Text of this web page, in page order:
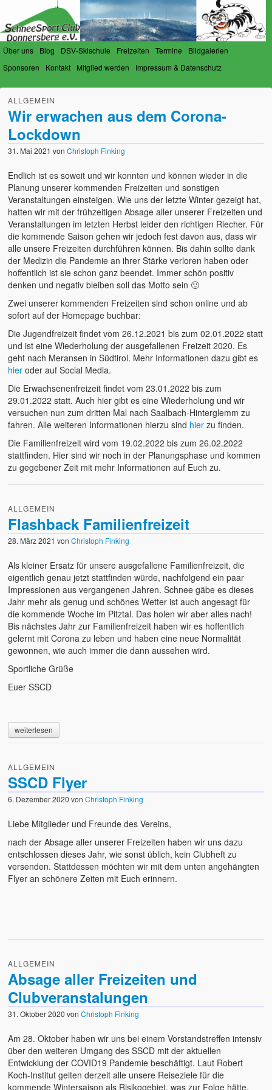
Über uns Blog DSV-Skischule Freizeiten Termine
Bildgalerien
Sponsoren
Kontakt Mitglied werden Impressum & Datenschutz
SchneeSport-Club Donnersberg
e.V.
ALLGEMEIN
Wir erwachen aus dem Corona-
Lockdown
31. Mai 2021 vonChristoph Finking
Endlich ist es soweit und wir konnten und können wieder in die
Planung unserer kommenden Freizeiten und sonstigen
Veranstaltungen einsteigen. Wie uns der letzte Winter gezeigt hat,
hatten wir mit der frühzeitigen Absage aller unserer Freizeiten und
Veranstaltungen im letzten Herbst leider den richtigen Riecher. Für
die kommende Saison gehen wir jedoch fest davon aus, dass wir
alle unsere Freizeiten durchführen können. Bis dahin sollte dank
der Medizin die Pandemie an ihrer Stärke verloren haben oder
hoffentlich ist sie schon ganz beendet. Immer schön positiv
denken und negativ bleiben soll das Motto sein 🙂
Zwei unserer kommenden Freizeiten sind schon online und ab
sofort auf der Homepage buchbar:
Die Jugendfreizeit findet vom 26.12.2021 bis zum 02.01.2022 statt
und ist eine Wiederholung der ausgefallenen Freizeit 2020. Es
geht nach Meransen in Südtirol. Mehr Informationen dazu gibt es
hier oder auf Social Media.
Die Erwachsenenfreizeit findet vom 23.01.2022 bis zum
29.01.2022 statt. Auch hier gibt es eine Wiederholung und wir
versuchen nun zum dritten Mal nach Saalbach-Hinterglemm zu
fahren. Alle weiteren Informationen hierzu sind hier zu finden.
Die Familienfreizeit wird vom 19.02.2022 bis zum 26.02.2022
stattfinden. Hier sind wir noch in der Planungsphase und kommen
zu gegebener Zeit mit mehr Informationen auf Euch zu.
ALLGEMEIN
Flashback Familienfreizeit
28. März 2021 vonChristoph Finking
Als kleiner Ersatz für unsere ausgefallene Familienfreizeit, die
eigentlich genau jetzt stattfinden würde, nachfolgend ein paar
Impressionen aus vergangenen Jahren. Schnee gäbe es dieses
Jahr mehr als genug und schönes Wetter ist auch angesagt für
die kommende Woche im Pitztal. Das holen wir aber alles nach!
Bis nächstes Jahr zur Familienfreizeit haben wir es hoffentlich
gelernt mit Corona zu leben und haben eine neue Normalität
gewonnen, wie auch immer die dann aussehen wird.
Sportliche Grüße
Euer SSCD
weiterlesen
ALLGEMEIN
SSCD Flyer
6. Dezember 2020 vonChristoph Finking
Liebe Mitglieder und Freunde des Vereins,
nach der Absage aller unserer Freizeiten haben wir uns dazu
entschlossen dieses Jahr, wie sonst üblich, kein Clubheft zu
versenden. Stattdessen möchten wir mit dem unten angehängten
Flyer an schönere Zeiten mit Euch erinnern.
ALLGEMEIN
Absage aller Freizeiten und
Clubveranstalungen
31. Oktober 2020 vonChristoph Finking
Am 28. Oktober haben wir uns bei einem Vorstandstreffen intensiv
über den weiteren Umgang des SSCD mit der aktuellen
Entwicklung der COVID19 Pandemie beschäftigt. Laut Robert
Koch-Institut gelten derzeit alle unsere Reiseziele für die
kommende Wintersaison als Risikogebiet, was zur Folge hätte,